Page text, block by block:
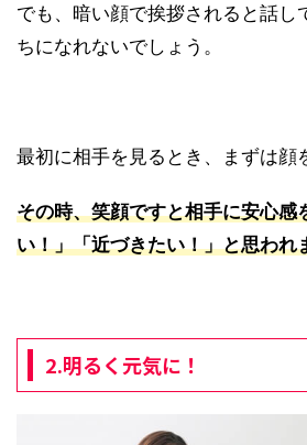
でも、暗い顔で挨拶されると話し
ちになれないでしょう。
最初に相手を見るとき、まずは顔
その時、笑顔ですと相手に安心感
い！」「近づきたい！」と思われ
2.明るく元気に！